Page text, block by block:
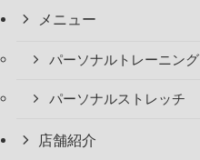
メニュー
パーソナルトレーニング
パーソナルストレッチ
店舗紹介